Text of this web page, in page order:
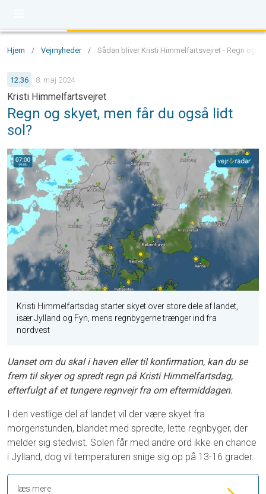
Hjem / Vejrnyheder / Sådan bliver Kristi Himmelfartsvejret - Regn og
12.36 8. maj 2024
Kristi Himmelfartsvejret
Regn og skyet, men får du også lidt
sol?
Kristi Himmelfartsdag starter skyet over store dele af landet,
især Jylland og Fyn, mens regnbygerne trænger ind fra
nordvest
Uanset om du skal i haven eller til konfirmation, kan du se
frem til skyer og spredt regn på Kristi Himmelfartsdag,
efterfulgt af et tungere regnvejr fra om eftermiddagen.
I den vestlige del af landet vil der være skyet fra
morgenstunden, blandet med spredte, lette regnbyger, der
melder sig stedvist. Solen får med andre ord ikke en chance
i Jylland, dog vil temperaturen snige sig op på 13-16 grader.
læs mere